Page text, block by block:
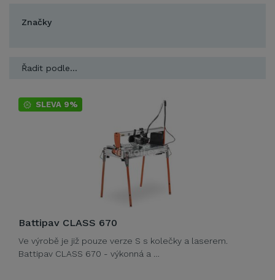
Značky
Řadit podle...
SLEVA 9%
Battipav CLASS 670
Ve výrobě je již pouze verze S s kolečky a laserem.
Battipav CLASS 670 - výkonná a …